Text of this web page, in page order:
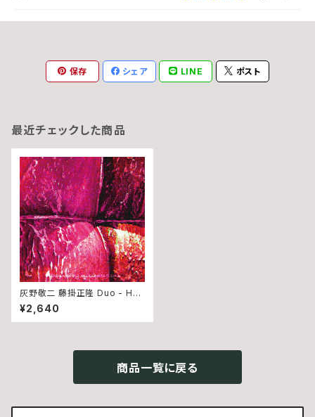
保存 シェア LINE ポスト
最近チェックした商品
灰野敬二 藤掛正隆 Duo - HA
RDを何十乗させたら光の粒が
降り注ぐのか？ (CD)
¥2,640
商品一覧に戻る